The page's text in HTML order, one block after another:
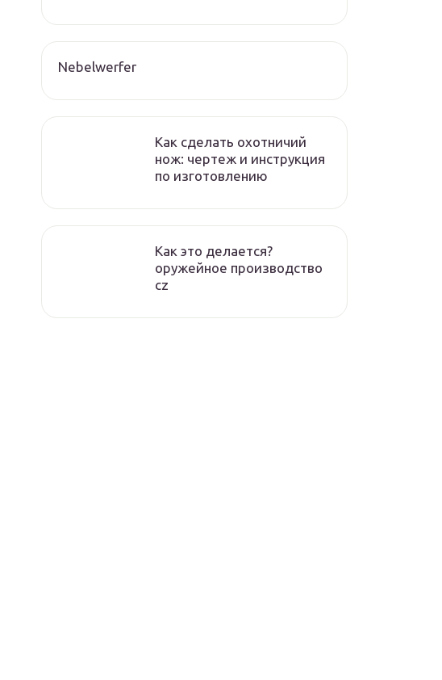
Nebelwerfer
Как сделать охотничий
нож: чертеж и инструкция
по изготовлению
Как это делается?
оружейное производство
cz